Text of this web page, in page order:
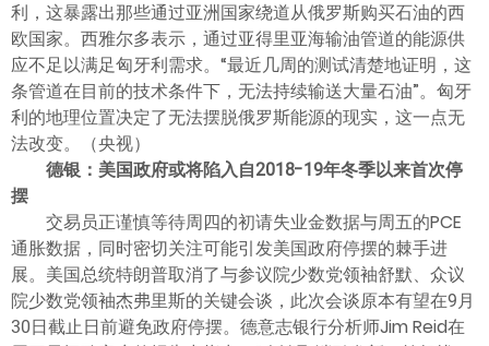
利，这暴露出那些通过亚洲国家绕道从俄罗斯购买石油的西
欧国家。西雅尔多表示，通过亚得里亚海输油管道的能源供
应不足以满足匈牙利需求。“最近几周的测试清楚地证明，这
条管道在目前的技术条件下，无法持续输送大量石油”。匈牙
利的地理位置决定了无法摆脱俄罗斯能源的现实，这一点无
法改变。（央视）
德银：美国政府或将陷入自2018-19年冬季以来首次停
摆
交易员正谨慎等待周四的初请失业金数据与周五的PCE
通胀数据，同时密切关注可能引发美国政府停摆的棘手进
展。美国总统特朗普取消了与参议院少数党领袖舒默、众议
院少数党领袖杰弗里斯的关键会谈，此次会谈原本有望在9月
30日截止日前避免政府停摆。德意志银行分析师Jim Reid在